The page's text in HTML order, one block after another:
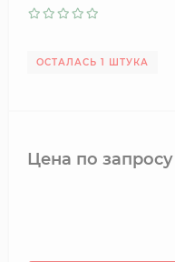
ОСТАЛАСЬ 1 ШТУКА
Цена по запросу